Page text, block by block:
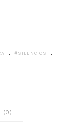
, SILENCIOS
,
(0)